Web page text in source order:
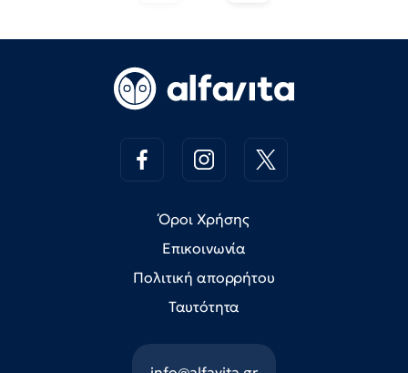
Όροι Χρήσης
Επικοινωνία
Πολιτική απορρήτου
Ταυτότητα